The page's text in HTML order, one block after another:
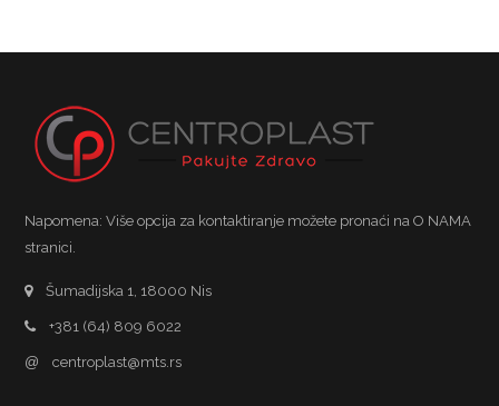
Napomena: Više opcija za kontaktiranje možete pronaći na O NAMA
stranici.
Šumadijska 1, 18000 Nis
+381 (64) 809 6022
@ centroplast@mts.rs